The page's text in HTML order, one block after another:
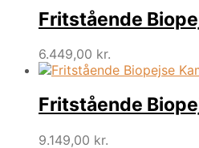
Fritstående
6.449,00 kr.
Fritstående
9.149,00 kr.